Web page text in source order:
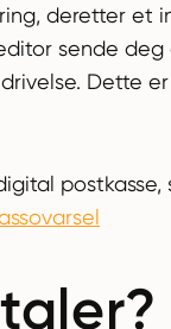
deretter et
sende
Dette
postkasse,